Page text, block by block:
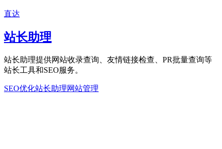
直达
站长助理
站长助理提供网站收录查询、友情链接检查、PR批量查询等
站长工具和SEO服务。
SEO优化站长助理网站管理